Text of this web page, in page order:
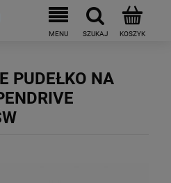
PUDEŁKO NA